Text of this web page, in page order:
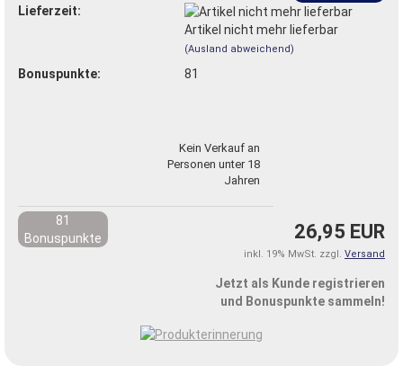
Lieferzeit:
Artikel nicht mehr lieferbar
(Ausland abweichend)
Bonuspunkte: 81
Kein Verkauf an
Personen unter 18
Jahren
26,95 EUR
inkl. 19% MwSt. zzgl. Versand
81
Bonuspunkte
Jetzt als Kunde registrieren
und Bonuspunkte sammeln!